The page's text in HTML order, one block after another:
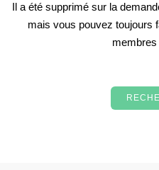
Il a été supprimé sur la
mais vous pouvez toujours